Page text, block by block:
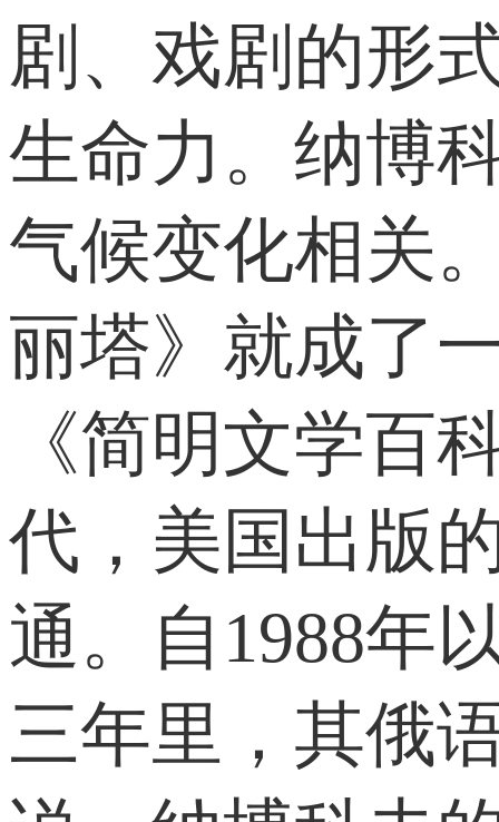
剧、戏剧的形
生命力。纳博
气候变化相关
丽塔》就成了
《简明文学百
代，美国出版
通。自1988年
三年里，其俄